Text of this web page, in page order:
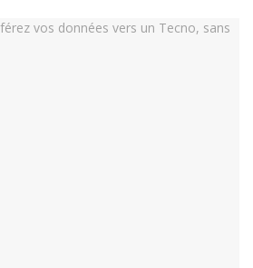
utilisateur au quotidien.
est un composant qui